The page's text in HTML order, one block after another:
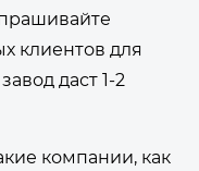
клиентов для
даст 1-2
компании, как